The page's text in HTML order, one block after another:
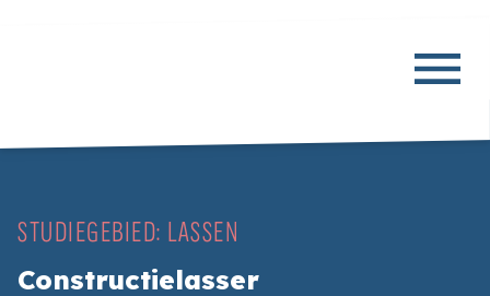
STUDIEGEBIED: LASSEN
Constructielasser